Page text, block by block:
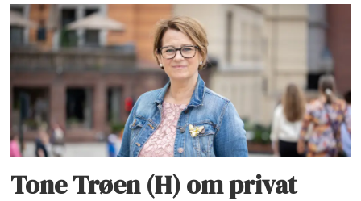
Tone Trøen (H) om privat